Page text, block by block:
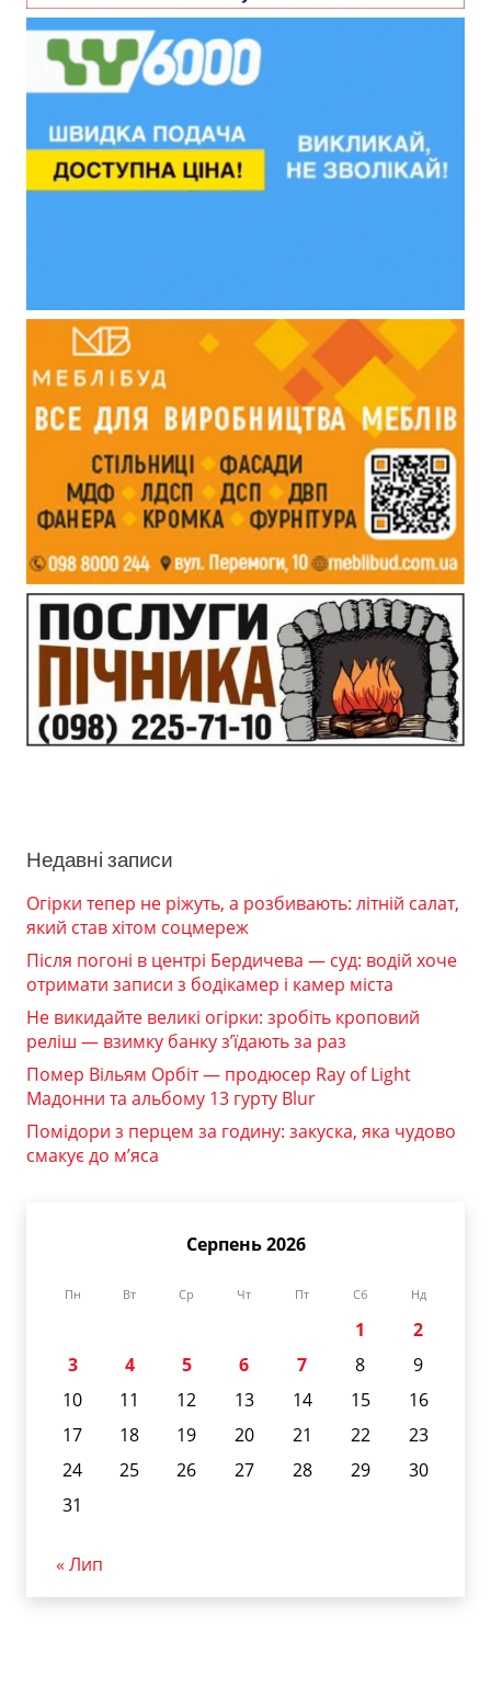
Недавні записи
Огірки тепер не ріжуть, а розбивають: літній салат,
який став хітом соцмереж
Після погоні в центрі Бердичева — суд: водій хоче
отримати записи з бодікамер і камер міста
Не викидайте великі огірки: зробіть кроповий
реліш — взимку банку з’їдають за раз
Помер Вільям Орбіт — продюсер Ray of Light
Мадонни та альбому 13 гурту Blur
Помідори з перцем за годину: закуска, яка чудово
смакує до м’яса
Серпень 2026
Пн Вт Ср Чт Пт Сб Нд
1
2
3
4 5 6 7 8
9
10
11 12 13 14 15
16
17
18 19 20 21 22
23
24
25 26 27 28 29
30
31
« Лип